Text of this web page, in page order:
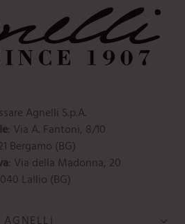
Agnelli S.p.A.
: Via A. Fantoni, 8/10
Bergamo (BG)
: Via della Madonna, 20
Lallio (BG)